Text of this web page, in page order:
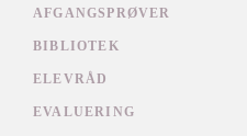
AFGANGSPRØVER
BIBLIOTEK
ELEVRÅD
EVALUERING